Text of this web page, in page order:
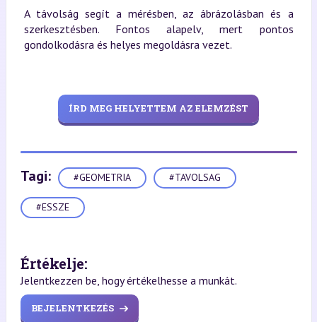
A távolság segít a mérésben, az ábrázolásban és a
szerkesztésben. Fontos alapelv, mert pontos
gondolkodásra és helyes megoldásra vezet.
ÍRD MEG HELYETTEM AZ ELEMZÉST
Tagi: #GEOMETRIA #TAVOLSAG
#ESSZE
Értékelje:
Jelentkezzen be, hogy értékelhesse a munkát.
BEJELENTKEZÉS